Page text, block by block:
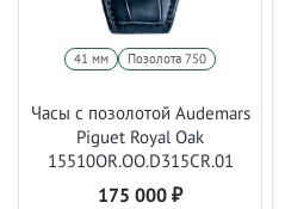
41 мм Позолота 750
Часы с позолотой Audemars
Piguet Royal Oak
15510OR.OO.D315CR.01
175 000 ₽